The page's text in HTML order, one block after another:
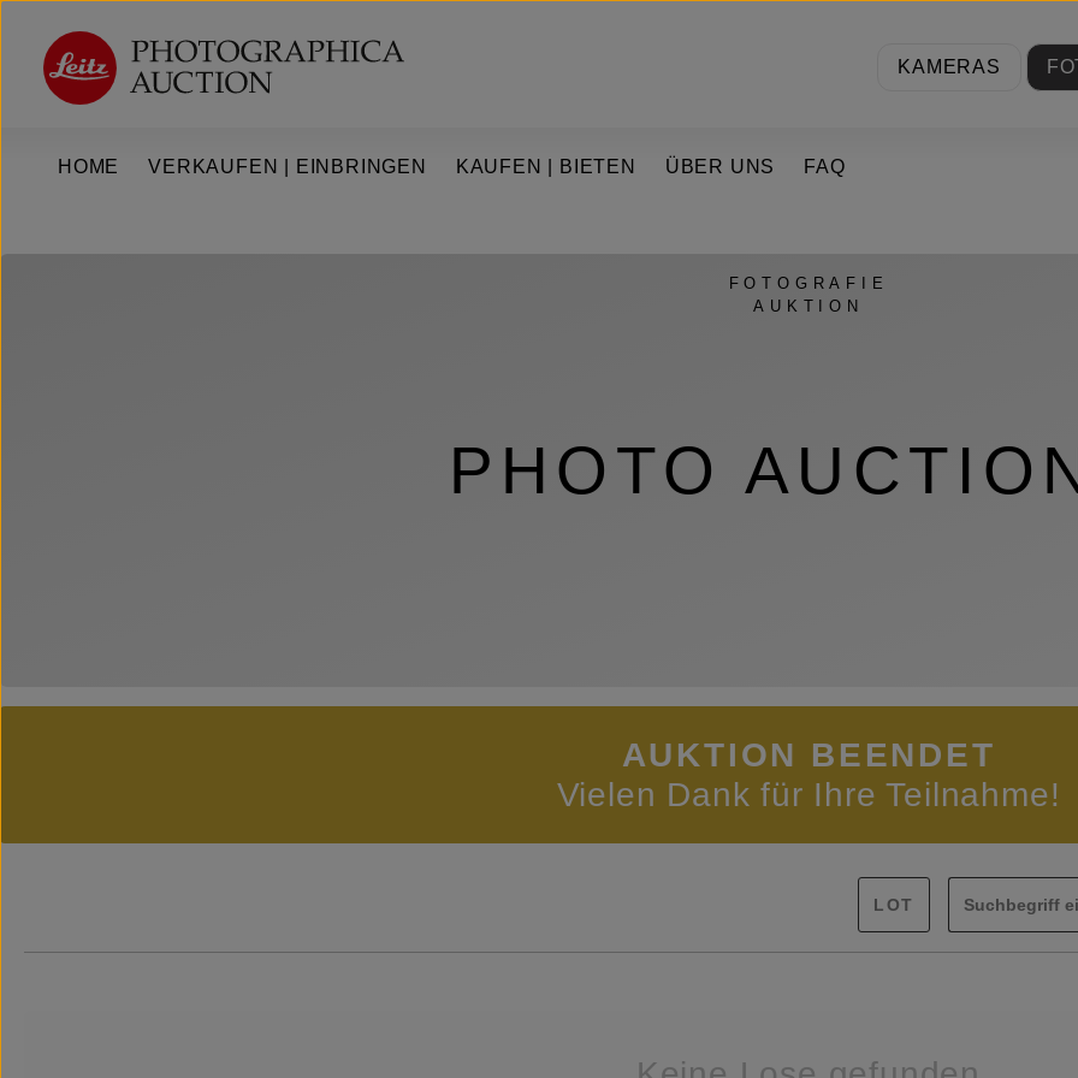
Hauptinhalt springen
Zur Hauptnavigation springen
KAMERAS
HOME VERKAUFEN | EINBRINGEN KAUFEN | BIETEN ÜBER UNS FAQ
FOTOGRAFIE
AUKTION
PHOTO
AUKTION BEENDET
Vielen Dank für Ihre Teilnahme!